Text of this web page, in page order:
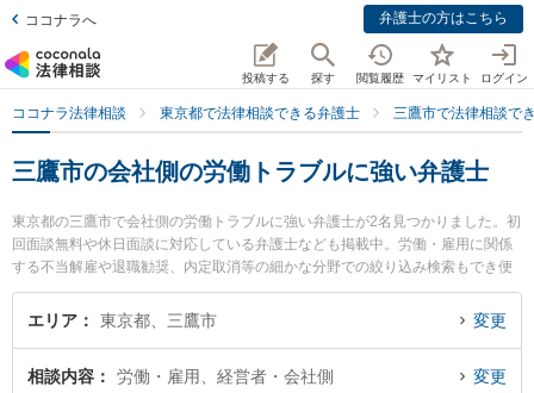
ココナラへ 弁護士の方はこちら
投稿する 探す 閲覧履歴 マイリスト ログイン
ココナラ法律相談 東京都で法律相談できる弁護士 三鷹市で法律相談で
三鷹市の会社側の労働トラブルに強い弁護士
東京都の三鷹市で会社側の労働トラブルに強い弁護士が2名見つかりました。初
回面談無料や休日面談に対応している弁護士なども掲載中。労働・雇用に関係
する不当解雇や退職勧奨、内定取消等の細かな分野での絞り込み検索もでき便
利です。特に関総合法律事務所の関 真悟弁護士やみたか総合法律事務所の齊藤
遼亮弁護士のプロフィール情報や弁護士費用、強みなどが注目されています。
くの弁護士を検索したい』『初回相談無料で会社側の労働トラブルを法律相談
エリア 東京都、三鷹市 変更
相談内容 労働・雇用、経営者・会社側 変更